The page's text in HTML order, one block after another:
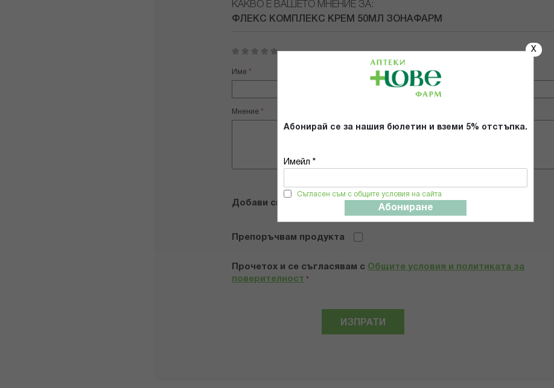
X
Абонирай се за нашия бюлетин и вземи 5% отстъпка.
Имейл *
Съгласен съм с общите условия на сайта
Абониране
КАКВО Е ВАШЕТО МНЕНИЕ ЗА:
ФЛЕКС КОМПЛЕКС КРЕМ 50МЛ ЗОНАФАРМ
star
stars
stars
stars
stars
Име Имейл адрес
Мнение
Добави снимки
Препоръчвам продукта
Прочетох и се съгласявам с Общите условия и политиката за
поверителност *
ИЗПРАТИ